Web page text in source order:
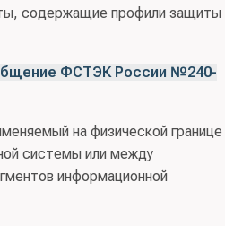
содержащие профили защиты
ФСТЭК России №240-
на физической границе
системы или между
информационной